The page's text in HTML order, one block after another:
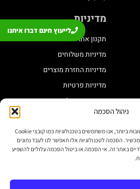
ניהול הסכמה
כדי לספק את חוויות המשתמש הטובות ביותר, אנו משתמשים בטכנולוגיות כמו קובצי Cookie
הסכמה לטכנולוגיות אלו תאפשר לנו לעבד נתונים
באתר זה. אי הסכמה או ביטול הסכמה עלולים להשפיע
מדיניות
תקנון אתר
מדיניות משלוחים
מדיניות החזרת מוצרים
מדיניות פרטיות
תקנון מועדון לקוחות
הצהרת נגישות
שינוי בתכנית צבירה
לייעוץ חינם דברו איתנו